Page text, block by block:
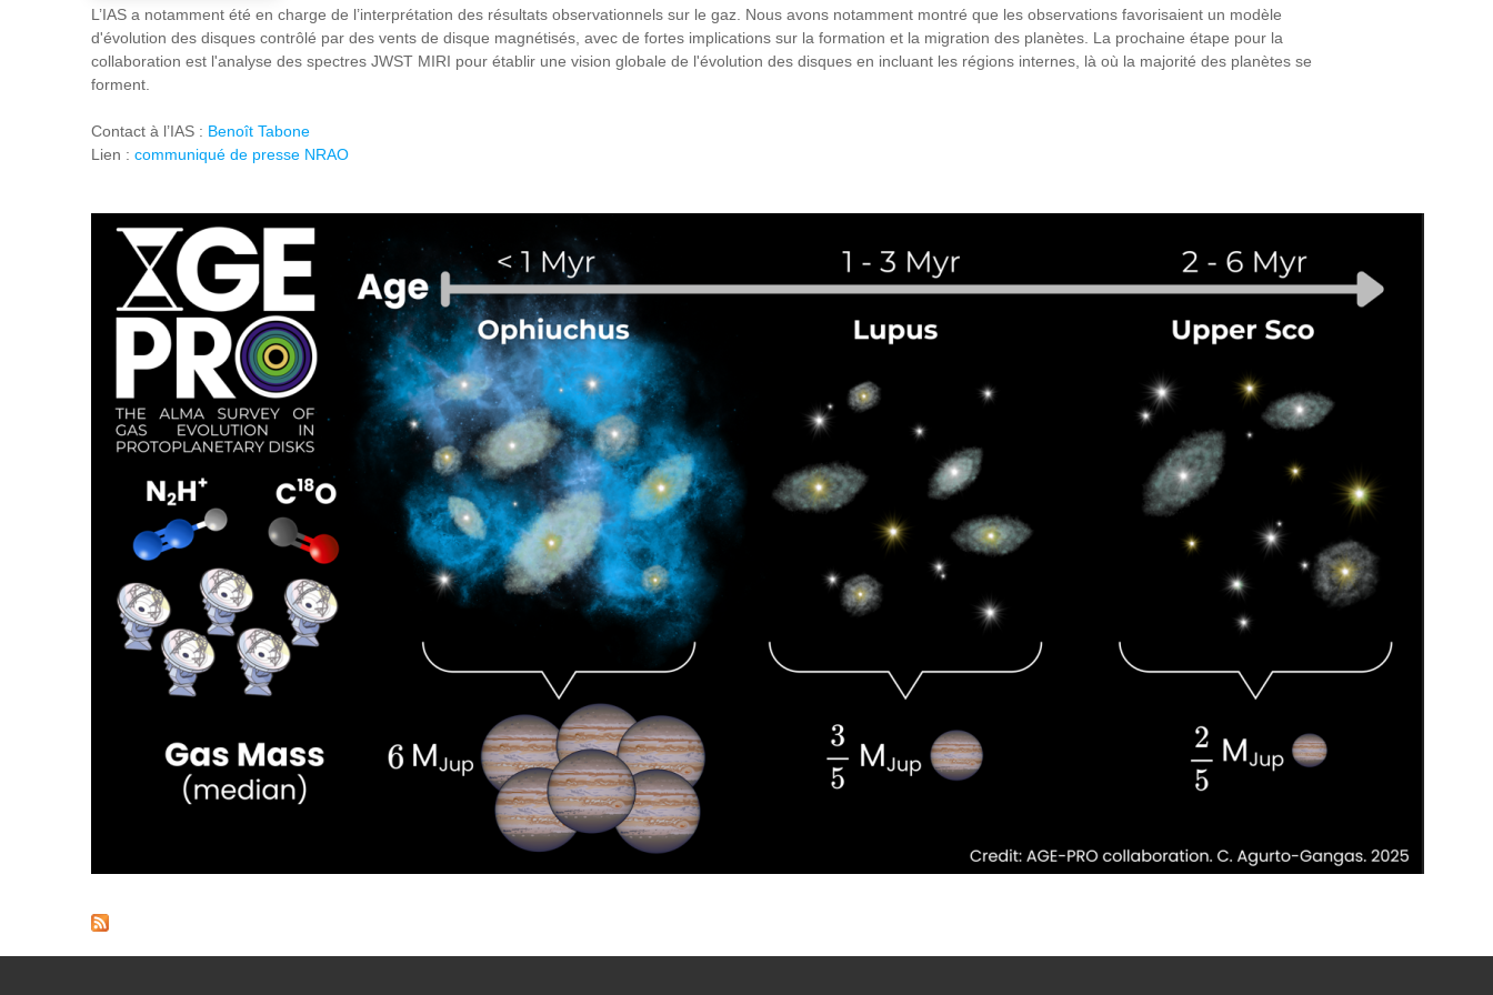
L’IAS a notamment été en charge de l’interprétation des résultats observationnels sur le gaz. Nous avons notamment montré que les observations favorisaient un modèle
d'évolution des disques contrôlé par des vents de disque magnétisés, avec de fortes implications sur la formation et la migration des planètes. La prochaine étape pour la
collaboration est l'analyse des spectres JWST MIRI pour établir une vision globale de l'évolution des disques en incluant les régions internes, là où la majorité des planètes se
forment.
Contact à l’IAS : Benoît Tabone
Lien : communiqué de presse NRAO